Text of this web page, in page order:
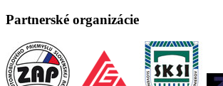
Partnerské organizácie